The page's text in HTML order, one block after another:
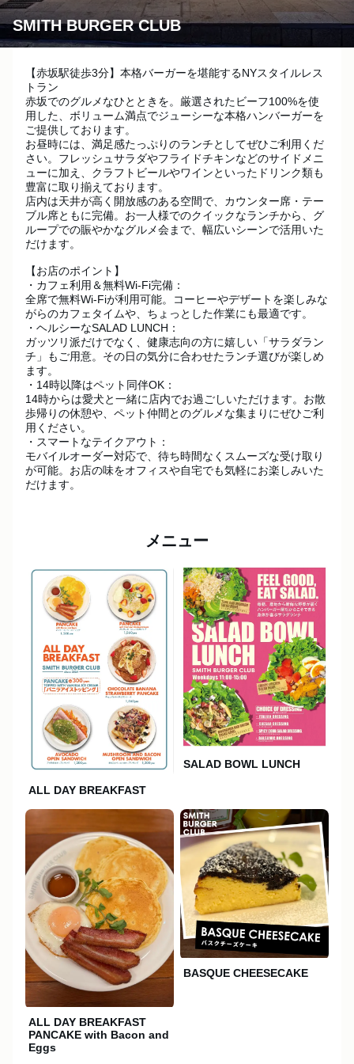
SMITH BURGER CLUB
【赤坂駅徒歩3分】本格バーガーを堪能するNYスタイルレス
トラン
赤坂でのグルメなひとときを。厳選されたビーフ100%を使
用した、ボリューム満点でジューシーな本格ハンバーガーを
ご提供しております。
お昼時には、満足感たっぷりのランチとしてぜひご利用くだ
さい。フレッシュサラダやフライドチキンなどのサイドメニ
ューに加え、クラフトビールやワインといったドリンク類も
豊富に取り揃えております。
店内は天井が高く開放感のある空間で、カウンター席・テー
ブル席ともに完備。お一人様でのクイックなランチから、グ
ループでの賑やかなグルメ会まで、幅広いシーンで活用いた
だけます。
【お店のポイント】
・カフェ利用＆無料Wi-Fi完備：
全席で無料Wi-Fiが利用可能。コーヒーやデザートを楽しみな
がらのカフェタイムや、ちょっとした作業にも最適です。
・ヘルシーなSALAD LUNCH：
ガッツリ派だけでなく、健康志向の方に嬉しい「サラダラン
チ」もご用意。その日の気分に合わせたランチ選びが楽しめ
ます。
・14時以降はペット同伴OK：
14時からは愛犬と一緒に店内でお過ごしいただけます。お散
歩帰りの休憩や、ペット仲間とのグルメな集まりにぜひご利
用ください。
・スマートなテイクアウト：
モバイルオーダー対応で、待ち時間なくスムーズな受け取り
が可能。お店の味をオフィスや自宅でも気軽にお楽しみいた
だけます。
メニュー
ALL DAY BREAKFAST
SALAD BOWL LUNCH
ALL DAY BREAKFAST
PANCAKE with Bacon and
Eggs
BASQUE CHEESECAKE